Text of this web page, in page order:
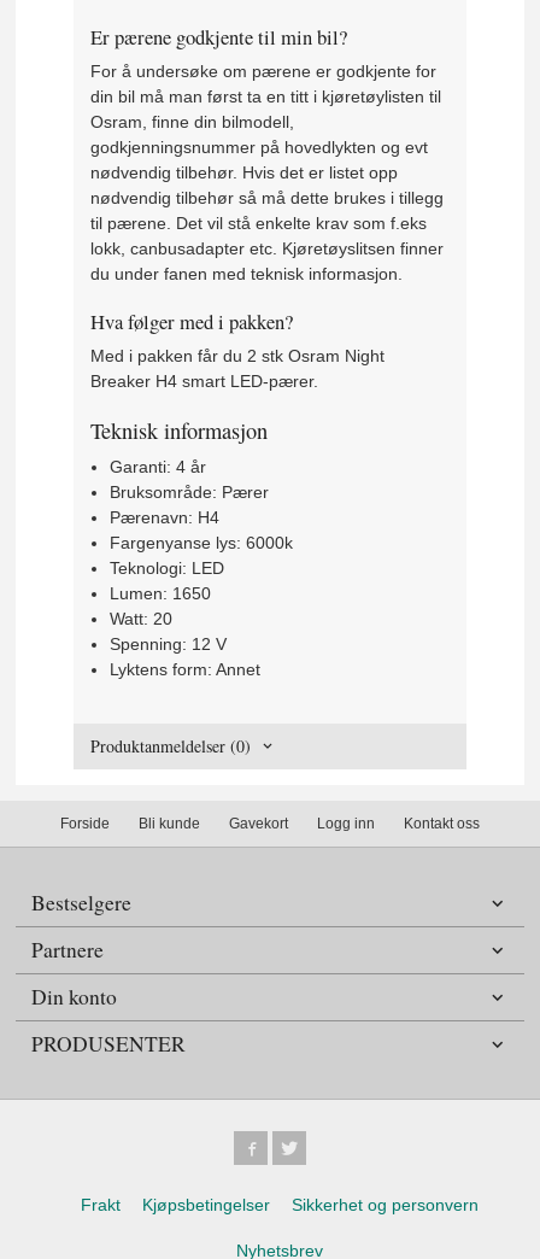
Er pærene godkjente til min bil?
For å undersøke om pærene er godkjente for
din bil må man først ta en titt i kjøretøylisten til
Osram, finne din bilmodell,
godkjenningsnummer på hovedlykten og evt
nødvendig tilbehør. Hvis det er listet opp
nødvendig tilbehør så må dette brukes i tillegg
til pærene. Det vil stå enkelte krav som f.eks
lokk, canbusadapter etc. Kjøretøyslitsen finner
du under fanen med teknisk informasjon.
Hva følger med i pakken?
Med i pakken får du 2 stk Osram Night
Breaker H4 smart LED-pærer.
Teknisk informasjon
Garanti: 4 år
Bruksområde: Pærer
Pærenavn: H4
Fargenyanse lys: 6000k
Teknologi: LED
Lumen: 1650
Watt: 20
Spenning: 12 V
Lyktens form: Annet
Produktanmeldelser (0)
Forside Bli kunde Gavekort Logg inn Kontakt oss
Bestselgere
Partnere
Din konto
PRODUSENTER
Frakt Kjøpsbetingelser Sikkerhet og personvern
Nyhetsbrev